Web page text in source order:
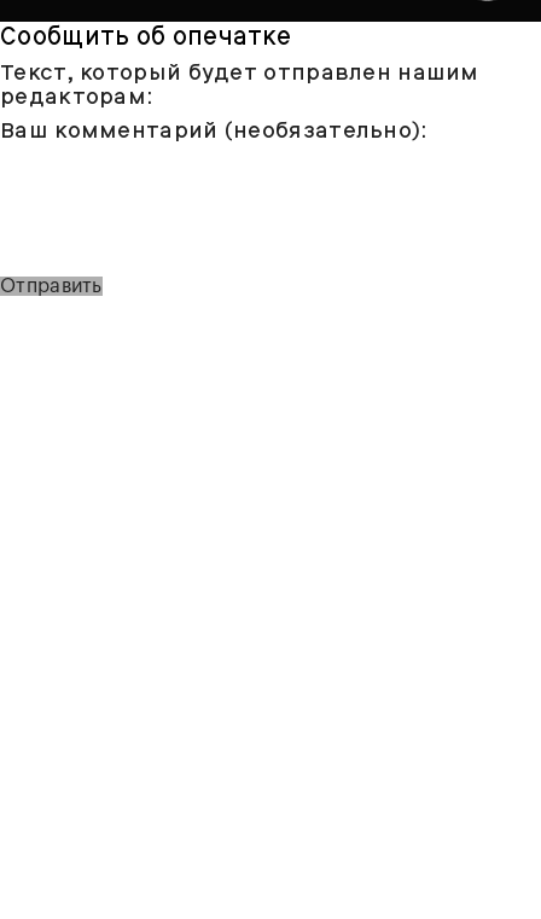
Сообщить об опечатке
Текст, который будет отправлен нашим
редакторам:
Ваш комментарий (необязательно):
Отправить